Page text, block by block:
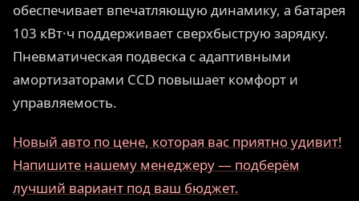
обеспечивает впечатляющую динамику, а батарея
103 кВт·ч поддерживает сверхбыструю зарядку.
Пневматическая подвеска с адаптивными
амортизаторами CCD повышает комфорт и
управляемость.
Новый авто по цене, которая вас приятно удивит!
Напишите нашему менеджеру — подберём
лучший вариант под ваш бюджет.